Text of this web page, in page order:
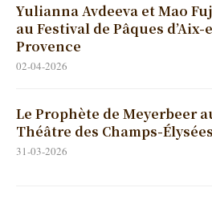
Yulianna Avdeeva et Mao
au Festival de Pâques d’Aix-
Provence
02-04-2026
Le Prophète de Meyerbeer
Théâtre des Champs-Élysées
31-03-2026